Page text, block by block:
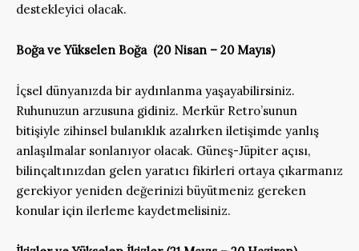
destekleyici olacak.
Boğa ve Yükselen Boğa (20 Nisan – 20 Mayıs)
İçsel dünyanızda bir aydınlanma yaşayabilirsiniz.
Ruhunuzun arzusuna gidiniz. Merkür Retro’sunun
bitişiyle zihinsel bulanıklık azalırken iletişimde yanlış
anlaşılmalar sonlanıyor olacak. Güneş-Jüpiter açısı,
bilinçaltınızdan gelen yaratıcı fikirleri ortaya çıkarmanız
gerekiyor yeniden değerinizi büyütmeniz gereken
konular için ilerleme kaydetmelisiniz.